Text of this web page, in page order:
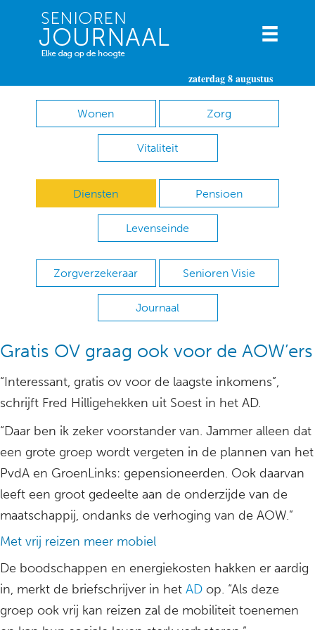
zaterdag 8 augustus
Wonen Zorg
Vitaliteit
Diensten Pensioen
Levenseinde
Zorgverzekeraar Senioren Visie
Journaal
Gratis OV graag ook voor de AOW’ers
“Interessant, gratis ov voor de laagste inkomens”,
schrijft Fred Hilligehekken uit Soest in het AD.
“Daar ben ik zeker voorstander van. Jammer alleen dat
een grote groep wordt vergeten in de plannen van het
PvdA en GroenLinks: gepensioneerden. Ook daarvan
leeft een groot gedeelte aan de onderzijde van de
maatschappij, ondanks de verhoging van de AOW.”
Met vrij reizen meer mobiel
De boodschappen en energiekosten hakken er aardig
in, merkt de briefschrijver in het AD op. “Als deze
groep ook vrij kan reizen zal de mobiliteit toenemen